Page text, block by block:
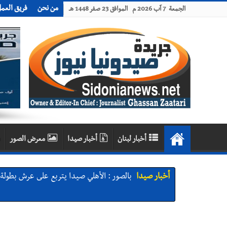
الجمعة 7 آب 2026 م الموافق 23 صفر 1448 هـ من نحن فريق
أخبار لبنان أخبار صيدا معرض الصور
أخبار صيدا بالصور : الأهلي صيدا يتربع على عرش بطولة
تعارف